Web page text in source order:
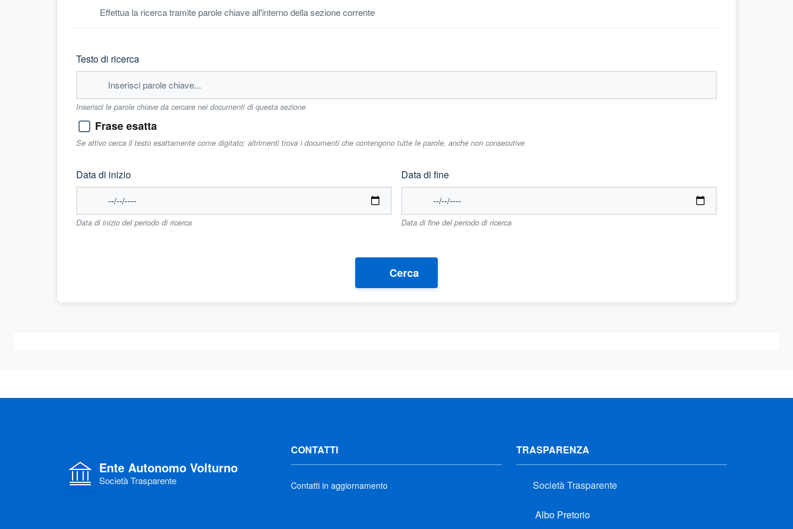
Effettua la ricerca tramite parole chiave all'interno della sezione corrente
Testo di ricerca
Inserisci le parole chiave da cercare nei documenti di questa sezione
Frase esatta
Se attivo cerca il testo esattamente come digitato; altrimenti trova i documenti che contengono tutte le parole, anche non consecutive
Data di inizio
Data di inizio del periodo di ricerca
Data di fine
Data di fine del periodo di ricerca
Cerca
Ente Autonomo Volturno
Società Trasparente
CONTATTI
Contatti in aggiornamento
TRASPARENZA
Società Trasparente
Albo Pretorio